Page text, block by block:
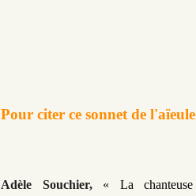
Pour citer ce sonnet de l'aïeule
Adèle Souchier,« La